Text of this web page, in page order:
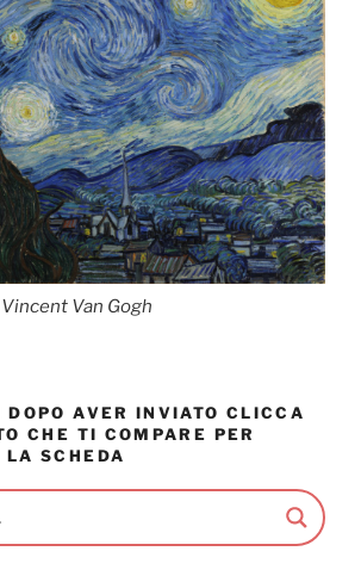
Van Gogh
DOPO AVER INVIATO CLICCA
CHE TI COMPARE PER
LA SCHEDA